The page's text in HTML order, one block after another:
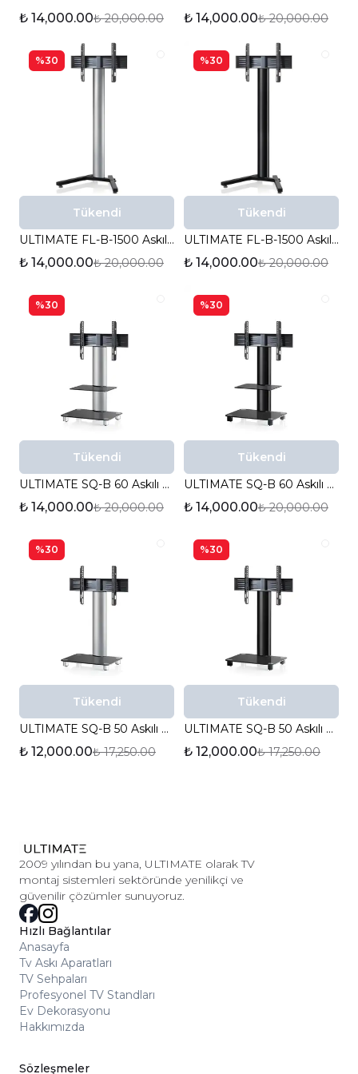
₺ 14,000.00₺ 20,000.00 ₺ 14,000.00₺ 20,000.00
%30
Tükendi
ULTIMATE FL-B-1500 Askılı TV Standı (Fuar - Sunum - Ofis - Toplantı)
₺ 14,000.00₺ 20,000.00
%30
Tükendi
ULTIMATE FL-B-1500 Askılı TV Standı (Fuar - Sunum - Ofis - Toplantı)
₺ 14,000.00₺ 20,000.00
%30
Tükendi
ULTIMATE SQ-B 60 Askılı TV Sehpası
₺ 14,000.00₺ 20,000.00
%30
Tükendi
ULTIMATE SQ-B 60 Askılı TV Sehpası
₺ 14,000.00₺ 20,000.00
%30
Tükendi
ULTIMATE SQ-B 50 Askılı TV Sehpası
₺ 12,000.00₺ 17,250.00
%30
Tükendi
ULTIMATE SQ-B 50 Askılı TV Sehpası
₺ 12,000.00₺ 17,250.00
2009 yılından bu yana, ULTIMATE olarak TV
montaj sistemleri sektöründe yenilikçi ve
güvenilir çözümler sunuyoruz.
Hızlı Bağlantılar
Anasayfa
Tv Askı Aparatları
TV Sehpaları
Profesyonel TV Standları
Ev Dekorasyonu
Hakkımızda
Sözleşmeler